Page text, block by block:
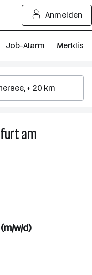
Anmelden
Job-Alarm Merkliste
am
w/d)